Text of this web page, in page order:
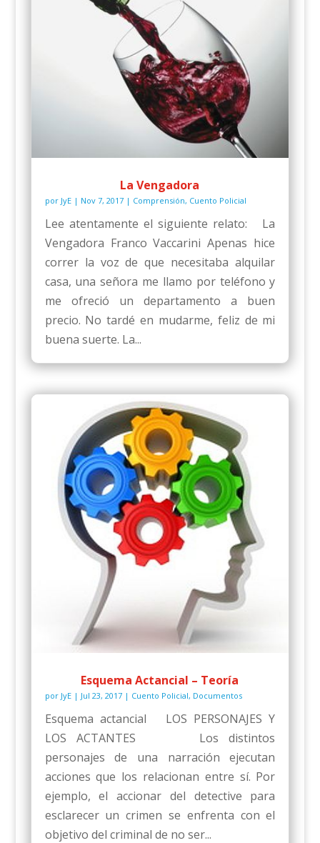
La Vengadora
por JyE| Nov 7, 2017| Comprensión, Cuento Policial
Lee atentamente el siguiente relato: La
Vengadora Franco Vaccarini Apenas hice
correr la voz de que necesitaba alquilar
casa, una señora me llamo por teléfono y
me ofreció un departamento a buen
precio. No tardé en mudarme, feliz de mi
buena suerte. La...
Esquema Actancial – Teoría
por JyE| Jul 23, 2017| Cuento Policial, Documentos
Esquema actancial LOS PERSONAJES Y
LOS ACTANTES Los distintos
personajes de una narración ejecutan
acciones que los relacionan entre sí. Por
ejemplo, el accionar del detective para
esclarecer un crimen se enfrenta con el
objetivo del criminal de no ser...